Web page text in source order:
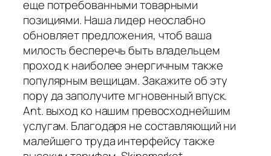
еще потребованными товарными
позициями. Наша лидер неослабно
обновляет предложения, чтоб ваша
милость бесперечь быть владельцем
проход к наиболее энергичным также
популярным вещицам. Закажите об эту
пору да заполучите мгновенный впуск.
Ant. выход ко нашим превосходнейшим
услугам. Благодаря не составляющий ни
малейшего труда интерфейсу также